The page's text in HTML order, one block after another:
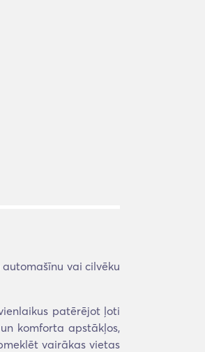
vai cilvēku
patērējot ļoti
komforta apstākļos,
vairākas vietas